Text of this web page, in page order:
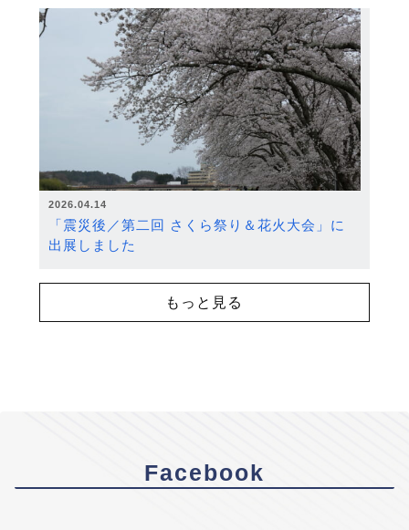
2026.04.14
「震災後／第二回 さくら祭り＆花火大会」に
出展しました
もっと見る
Facebook